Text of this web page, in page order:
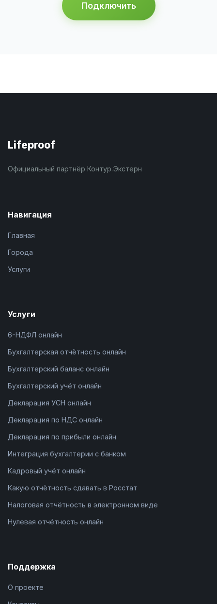
Подключить
Lifeproof
Официальный партнёр Контур.Экстерн
Навигация
Главная
Города
Услуги
Услуги
6-НДФЛ онлайн
Бухгалтерская отчётность онлайн
Бухгалтерский баланс онлайн
Бухгалтерский учёт онлайн
Декларация УСН онлайн
Декларация по НДС онлайн
Декларация по прибыли онлайн
Интеграция бухгалтерии с банком
Кадровый учёт онлайн
Какую отчётность сдавать в Росстат
Налоговая отчётность в электронном виде
Нулевая отчётность онлайн
Поддержка
О проекте